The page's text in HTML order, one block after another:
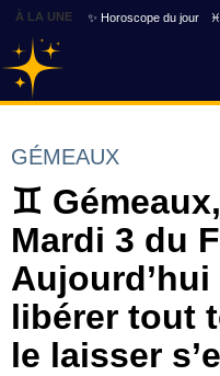
À LA UNE ✨ Horoscope du jour
GÉMEAUX
♊
Mardi 3 du
libérer tout
le laisser